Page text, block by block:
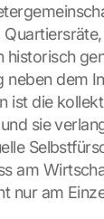
historisch
neben dem
ist die
sie
am
nur am